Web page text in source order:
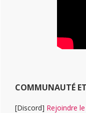
COMMUNAUTÉ
[Discord] Rejoindre